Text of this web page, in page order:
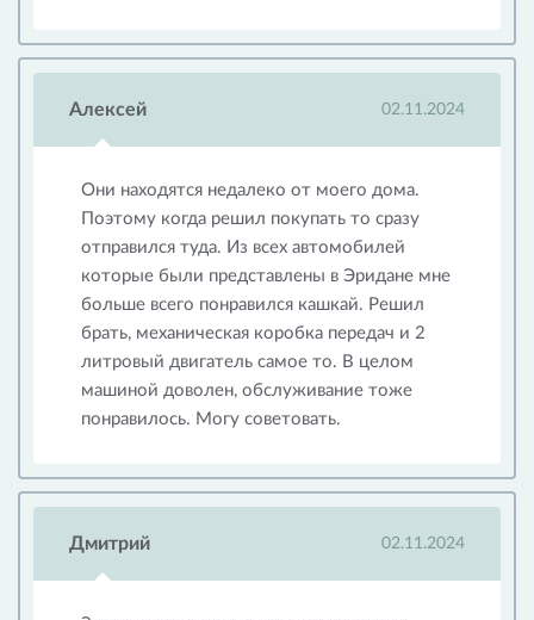
Алексей 02.11.2024
Они находятся недалеко от моего дома.
Поэтому когда решил покупать то сразу
отправился туда. Из всех автомобилей
которые были представлены в Эридане мне
больше всего понравился кашкай. Решил
брать, механическая коробка передач и 2
литровый двигатель самое то. В целом
машиной доволен, обслуживание тоже
понравилось. Могу советовать.
Дмитрий 02.11.2024